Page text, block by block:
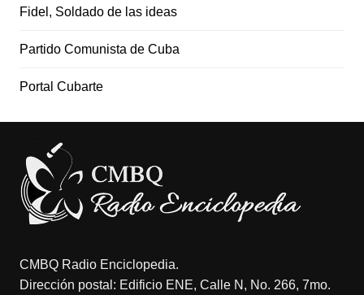
Fidel, Soldado de las ideas
Partido Comunista de Cuba
Portal Cubarte
CMBQ Radio Enciclopedia.
Dirección postal: Edificio ENE, Calle N, No. 266, 7mo.